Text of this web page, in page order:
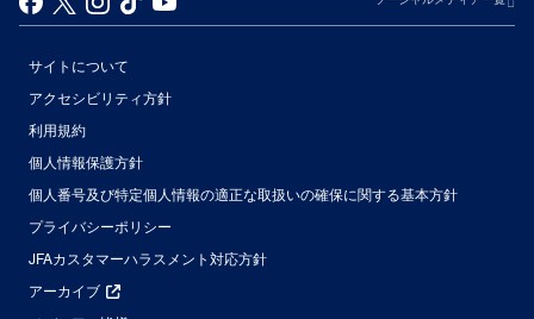
サイトについて
アクセシビリティ方針
利用規約
個人情報保護方針
個人番号及び特定個人情報の適正な取扱いの確保に関する基本方針
プライバシーポリシー
JFAカスタマーハラスメント対応方針
アーカイブ